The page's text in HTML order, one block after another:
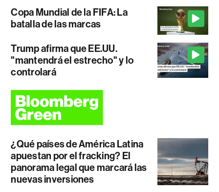
Copa Mundial de la FIFA: La
batalla de las marcas
Trump afirma que EE.UU.
"mantendrá el estrecho" y lo
controlará
¿Qué países de América Latina
apuestan por el fracking? El
panorama legal que marcará las
nuevas inversiones